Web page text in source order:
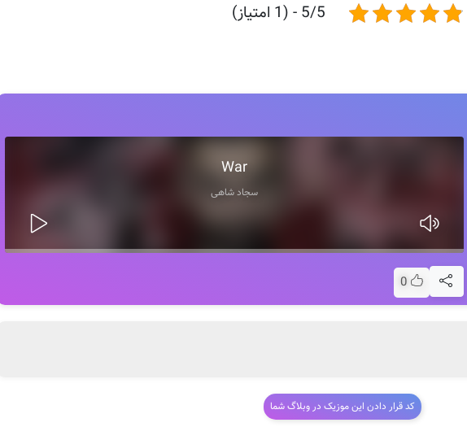
5/5 - (1 امتیاز)
War
سجاد شاهی
0
کد قرار دادن این موزیک در وبلاگ شما